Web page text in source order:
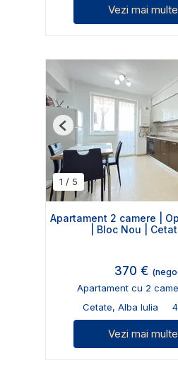
Vezi mai
1 / 5
Previous
Apartament 2 camere |
| Bloc Nou |
370 €
Apartament cu 2
Cetate, Alba Iulia
Vezi mai